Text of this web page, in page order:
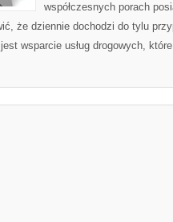
współczesnych porach
że dziennie dochodzi do tylu
wsparcie usług drogowych,